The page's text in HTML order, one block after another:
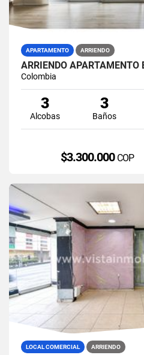
APARTAMENTO ARRIENDO
ARRIENDO
Colombia
3
Alcobas
3
Baños
$3.300.000 COP
LOCAL COMERCIAL ARRIENDO